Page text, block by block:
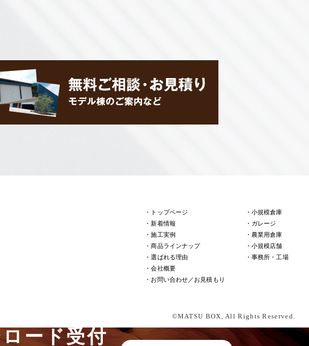
・トップページ
・新着情報
・施工実例
・商品ラインナップ
・選ばれる理由
・会社概要
・お問い合わせ／お見積もり
・小規模倉庫
・ガレージ
・農業用倉庫
・小規模店舗
・事務所・工場
©MATSU BOX, All Rights Reserved.
ード受付